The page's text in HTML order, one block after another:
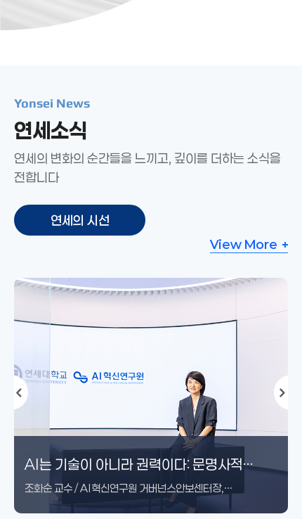
Yonsei News
연세소식
연세의 변화의 순간들을 느끼고, 깊이를 더하는 소식을
전합니다
연세의 시선
케데헌 현상이 K-컬처의 미래를 말하다
연세대학교와 대중예술, 그리고 창의적 인재
교육
AI는 기술이 아니라 권력이다: 문명사적
전환과 사회과학의 질문
조화순 교수 / AI혁신연구원 거버넌스안보센터장,
사회과학대학장
인간에게 묻다 - 인간폐지 시대, 인간다움을
지키기 위한 다섯 가지 열매
AI 2027 리포트가 예언한 인류 멸망, 과연
실현될까?
변신하는 몸, 지속되는 권리: 버지니아 울프의
『올랜도』(Orlando, 1928)로 읽는 여성의
법적 지위
AI가 인간의 호기심과 질문 능력에 미치는
영향 – 질문하는 인간, 응답하는 기계의
시대를 살아가기
기부는 무엇을 남기는가 — 한맥중공업
장창현 회장의 기부와 대학의 시간
죽지 못하는 인간과 벌거벗은 생명 ―
스트럴드브러그와 호모 사케르를 통해 본
고령화 사회의 생명정치
“저는 전기찬데요”
AI와 대학교육의 과제
현대문화예술의 가능성과 연세의 미래 가치
케데헌 현상이 K-컬처의 미래를 말하다
연세대학교와 대중예술, 그리고 창의적 인재
교육
AI는 기술이 아니라 권력이다: 문명사적
전환과 사회과학의 질문
인간에게 묻다 - 인간폐지 시대, 인간다움을
지키기 위한 다섯 가지 열매
View More